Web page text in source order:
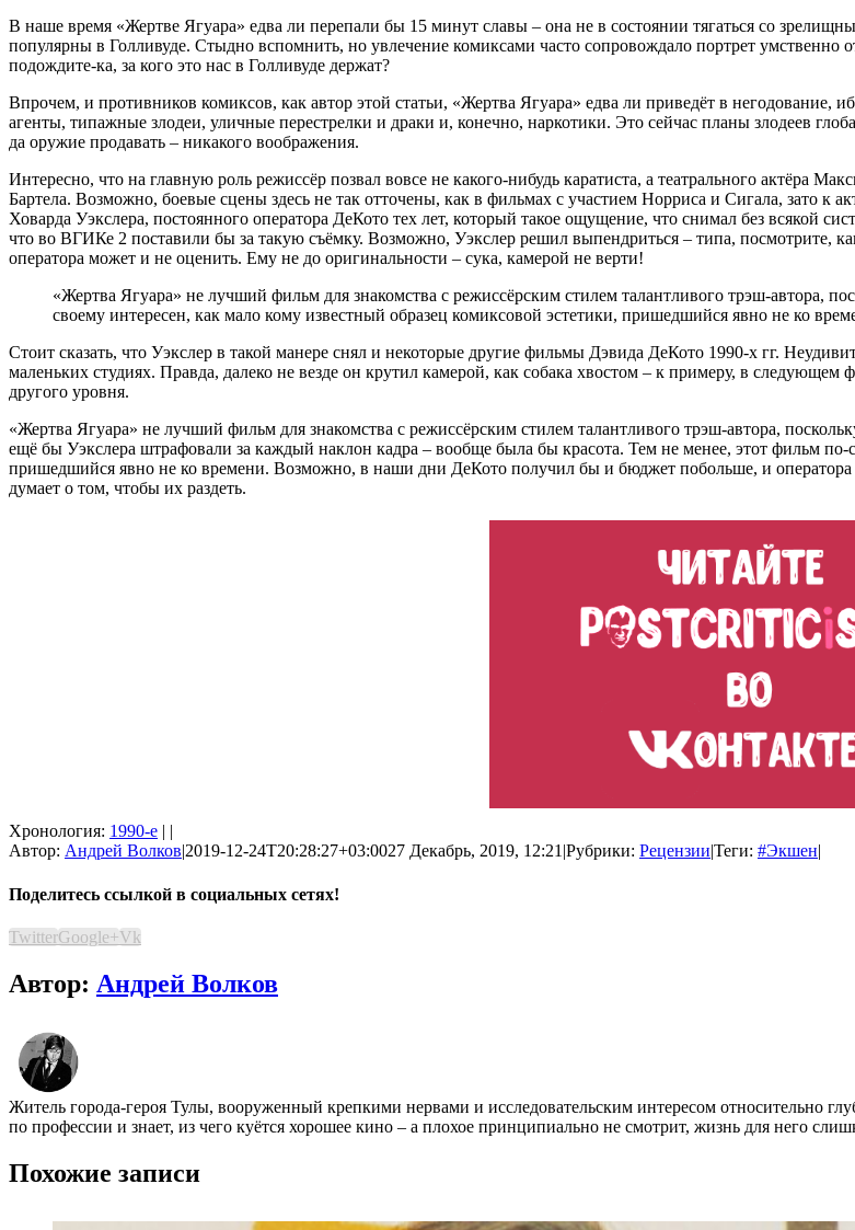
В наше время «Жертве Ягуара» едва ли перепали бы 15 минут славы – она не в состоянии тягаться со
популярны в Голливуде. Стыдно вспомнить, но увлечение комиксами часто сопровождало портрет умственно
подождите-ка, за кого это нас в Голливуде держат?
Впрочем, и противников комиксов, как автор этой статьи, «Жертва Ягуара» едва ли приведёт в негодование,
агенты, типажные злодеи, уличные перестрелки и драки и, конечно, наркотики. Это сейчас планы злодеев
да оружие продавать – никакого воображения.
Интересно, что на главную роль режиссёр позвал вовсе не какого-нибудь каратиста, а театрального актёра
Бартела. Возможно, боевые сцены здесь не так отточены, как в фильмах с участием Норриса и Сигала, зато к
Ховарда Уэкслера, постоянного оператора ДеКото тех лет, который такое ощущение, что снимал без всякой
что во ВГИКе 2 поставили бы за такую съёмку. Возможно, Уэкслер решил выпендриться – типа, посмотрите,
оператора может и не оценить. Ему не до оригинальности – сука, камерой не верти!
«Жертва Ягуара» не лучший фильм для знакомства с режиссёрским стилем талантливого трэш-автора,
своему интересен, как мало кому известный образец комиксовой эстетики, пришедшийся явно не ко
Стоит сказать, что Уэкслер в такой манере снял и некоторые другие фильмы Дэвида ДеКото 1990-х гг.
маленьких студиях. Правда, далеко не везде он крутил камерой, как собака хвостом – к примеру, в
другого уровня.
«Жертва Ягуара» не лучший фильм для знакомства с режиссёрским стилем талантливого трэш-автора,
ещё бы Уэкслера штрафовали за каждый наклон кадра – вообще была бы красота. Тем не менее, этот фильм по-
пришедшийся явно не ко времени. Возможно, в наши дни ДеКото получил бы и бюджет побольше, и
думает о том, чтобы их раздеть.
Хронология: 1990-е | |
Автор: Андрей Волков|2019-12-24T20:28:27+03:0027 Декабрь, 2019, 12:21 |Рубрики: Рецензии|Теги: #Экшен|
Поделитесь ссылкой в социальных сетях!
TwitterGoogle+Vk
Автор: Андрей Волков
Житель города-героя Тулы, вооруженный крепкими нервами и исследовательским интересом относительно
по профессии и знает, из чего куётся хорошее кино – а плохое принципиально не смотрит, жизнь для него
Похожие записи